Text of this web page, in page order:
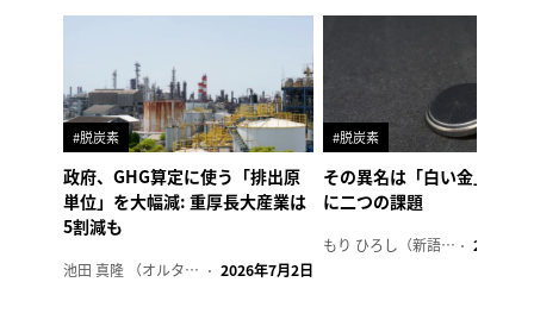
#脱炭素
政府、GHG算定に使う「排出原
単位」を大幅減: 重厚長大産業は
5割減も
池田 真隆 （オルタナ輪番編集長） 2026年7月2日
#脱炭素
その異名は「白い金」、リ
に二つの課題
もり ひろし（新語ウォッチャー） 2023年7